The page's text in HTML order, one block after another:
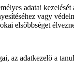
adatai
vagy
elsőbbséget
az adatkezelő a